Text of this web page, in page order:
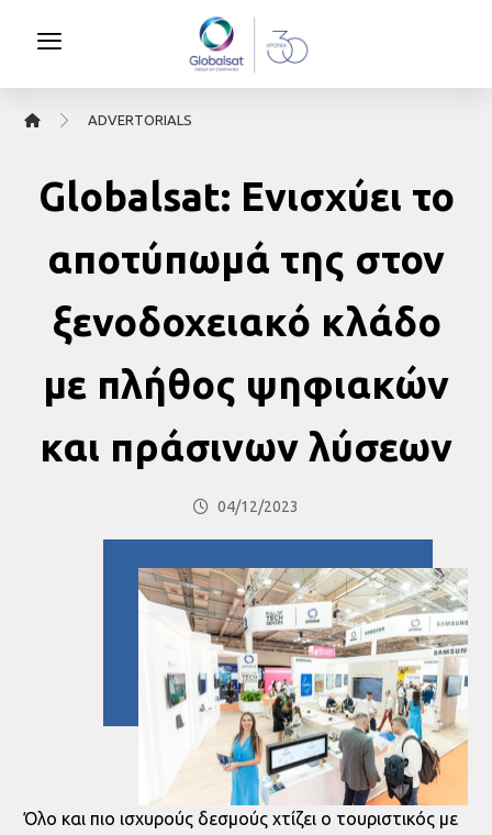
ΑDVERTORIALS
Globalsat: Ενισχύει το
αποτύπωμά της στον
ξενοδοχειακό κλάδο
με πλήθος ψηφιακών
και πράσινων λύσεων
04/12/2023
Όλο και πιο ισχυρούς δεσμούς χτίζει ο τουριστικός με